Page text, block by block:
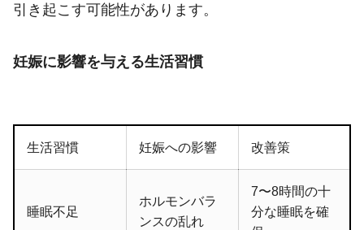
引き起こす可能性があります。
妊娠に影響を与える生活習慣
生活習慣 妊娠への影響 改善策
睡眠不足
ホルモンバラ
ンスの乱れ
7〜8時間の十
分な睡眠を確